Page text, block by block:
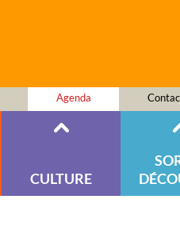
Agenda
CULTURE